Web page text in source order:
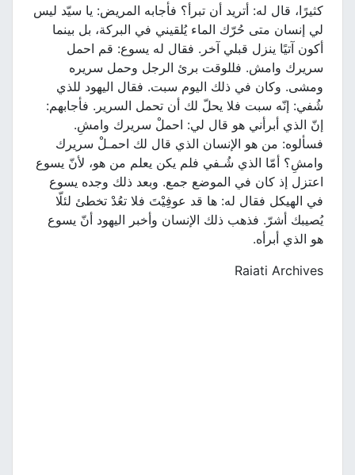
كثيرًا، قال له: أتريد أن تبرأ؟ فأجابه المريض: يا سيّد ليس
لي إنسان متى حُرّك الماء يُلقيني في البركة، بل بينما
أكون آتيًا ينزل قبلي آخر. فقال له يسوع: قم احمل
سريرك وامش. فللوقت برئ الرجل وحمل سريره
ومشى. وكان في ذلك اليوم سبت. فقال اليهود للذي
شُفي: إنّه سبت فلا يحلّ لك أن تحمل السرير. فأجابهم:
إنّ الذي أبرأني هو قال لي: احملْ سريرك وامشِ.
فسألوه: من هو الإنسان الذي قال لك احمـلْ سريرك
وامشِ؟ أمّا الذي شُـفي فلم يكن يعلم من هو، لأنّ يسوع
اعتزل إذ كان في الموضع جمع. وبعد ذلك وجده يسوع
في الهيكل فقال له: ها قد عوفِيْتَ فلا تعُدْ تخطئ لئلّا
يُصيبك أشرّ. فذهب ذلك الإنسان وأخبر اليهود أنّ يسوع
هو الذي أبرأه.
Raiati Archives